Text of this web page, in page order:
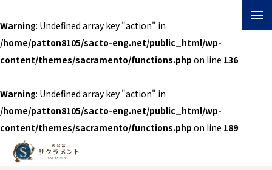
Warning: Undefined array key "action" in
/home/patton8105/sacto-eng.net/public_html/wp-
content/themes/sacramento/functions.php on line 136
Warning: Undefined array key "action" in
/home/patton8105/sacto-eng.net/public_html/wp-
content/themes/sacramento/functions.php on line 189